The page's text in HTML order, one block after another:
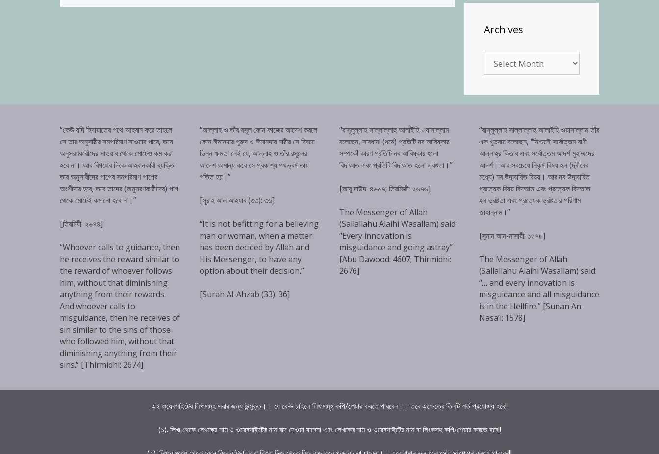
Archives
“কেউ যদি হিদায়াতের পথে আহবান করে তাহলে
সে তার অনুসারীর সমপরিমাণ সাওয়াব পাবে, তবে
অনুসরণকারীদের সাওয়াব থেকে মোটেও কম করা
হবে না। আর বিপথের দিকে আহবানকারী ব্যক্তি
তার অনুসারীদের পাপের সমপরিমাণ পাপের
অংশীদার হবে, তবে তাদের (অনুসরণকারীদের) পাপ
থেকে মোটেই কমানো হবে না।”
[তিরমিযী: ২৬৭৪]
“Whoever calls to guidance, then
he receives the reward similar to
the reward of whoever follows
him, without that diminishing
anything from their rewards.
And whoever calls to
misguidance, then he receives of
sin similar to the sins of those
who followed him, without that
diminishing anything from their
sins.” [Thirmidhi: 2674]
“আল্লাহ ও তাঁর রসূল কোন কাজের আদেশ করলে
কোন ঈমানদার পুরুষ ও ঈমানদার নারীর সে বিষয়ে
ভিন্ন ক্ষমতা নেই যে, আল্লাহ ও তাঁর রসূলের
আদেশ অমান্য করে সে প্রকাশ্য পথভ্রষ্ট তায়
পতিত হয়।”
[সূরাহ আল আহযাব (৩৩): ৩৬]
“It is not befitting for a believing
man or woman, when a matter
has been decided by Allah and
His Messenger, to have any
option about their decision.”
[Surah Al-Ahzab (33): 36]
“রাসূলুল্লাহ সাল্লাল্লাহু আলাইহি ওয়াসাল্লাম
বলেছেন, সাবধান! (ধর্মে) প্রতিটি নব আবিষ্কার
সম্পর্কে! কারণ প্রতিটি নব আবিষ্কার হলো
বিদ‘আত এবং প্রতিটি বিদ‘আত হলো ভ্রষ্টতা।”
[আবূ দাউদ: ৪৬০৭; তিরমিজী: ২৬৭৬]
The Messenger of Allah
(Sallallahu Alaihi Wasallam) said:
“Every innovation is
misguidance and going astray”
[Abu Dawood: 4607; Thirmidhi:
2676]
“রাসূলুল্লাহ সাল্লাল্লাহু আলাইহি ওয়াসাল্লাম তাঁর
এক খুতবায় বলেছেন, “নিশ্চয়ই সর্বোত্তম বাণী
আল্লাহ্‌র কিতাব এবং সর্বোত্তম আদর্শ মুহাম্মদের
আদর্শ। আর সবচেয়ে নিকৃষ্ট বিষয় হল (দ্বীনের
মধ্যে) নব উদ্ভাবিত বিষয়। আর নব উদ্ভাবিত
প্রত্যেক বিষয় বিদআত এবং প্রত্যেক বিদআত
হল ভ্রষ্টতা এবং প্রত্যেক ভ্রষ্টতার পরিণাম
জাহান্নাম।”
[সুনান আন-নাসায়ী: ১৫৭৮]
The Messenger of Allah
(Sallallahu Alaihi Wasallam) said:
“… and every innovation is
misguidance and all misguidance
is in the Hellfire.” [Sunan An-
Nasa’i: 1578]
এই ওয়েবসাইটের লিখাসমূহ সবার জন্য উন্মুক্ত।। যে কেউ চাইলে লিখাসমূহ কপি/শেয়ার করতে পারবেন।। তবে এক্ষেত্রে তিনটি শর্ত প্রযোজ্য হবে!!
(১). লিখা থেকে লেখকের নাম ও ওয়েবসাইটের নাম বাদ দেওয়া যাবেনা এবং লেখকের নাম ও ওয়েবসাইটের নাম বা লিংকসহ কপি/শেয়ার করতে হবে!!